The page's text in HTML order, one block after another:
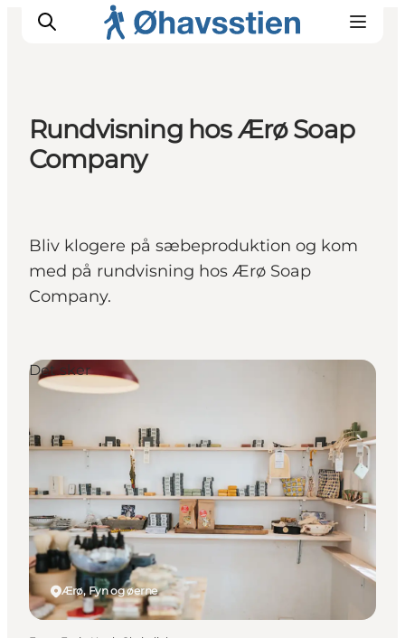
Inspiration
Rundvisning hos Ærø Soap
Company
Bliv klogere på sæbeproduktion og kom
med på rundvisning hos Ærø Soap
Company.
Ærø, Fyn og øerne
Det sker